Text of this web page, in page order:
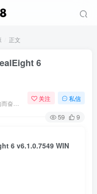
正文
6
关注 私信
59 9
6 v6.1.0.7549 WIN